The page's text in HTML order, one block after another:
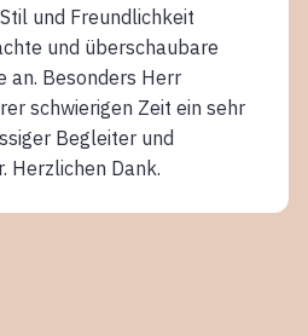
und Freundlichkeit
und überschaubare
an. Besonders Herr
schwierigen Zeit ein sehr
Begleiter und
Herzlichen Dank.